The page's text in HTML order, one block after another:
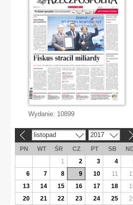
Wydanie: 10899
listopad 2017
PN WT ŚR CZ PT SB
1
2 3 4
6
7 8 9 10 11
13
14 15 16 17 18
20
21 22 23 24 25